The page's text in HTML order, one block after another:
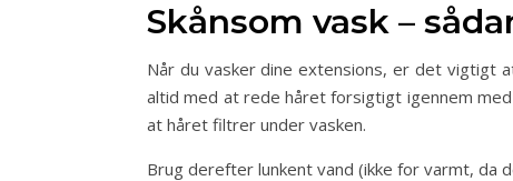
Skånsom vask –
Når du vasker dine extensions, er det vigtigt
altid med at rede håret forsigtigt igennem
at håret filtrer under vasken.
Brug derefter lunkent vand (ikke for varmt, da